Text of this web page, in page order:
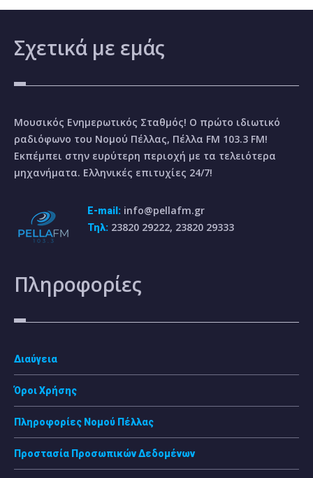
Σχετικά με εμάς
Μουσικός Ενημερωτικός Σταθμός! Ο πρώτο ιδιωτικό
ραδιόφωνο του Νομού Πέλλας, Πέλλα FM 103.3 FM!
Εκπέμπει στην ευρύτερη περιοχή με τα τελειότερα
μηχανήματα. Ελληνικές επιτυχίες 24/7!
E-mail: info@pellafm.gr
Τηλ: 23820 29222, 23820 29333
Πληροφορίες
Διαύγεια
Όροι Χρήσης
Πληροφορίες Νομού Πέλλας
Προστασία Προσωπικών Δεδομένων